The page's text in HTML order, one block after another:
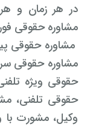
در هر زمان و
مشاوره حقوقی
مشاوره حقوقی
مشاوره حقوقی
حقوقی ویژه
حقوقی تلفنی،
وکیل، مشورت